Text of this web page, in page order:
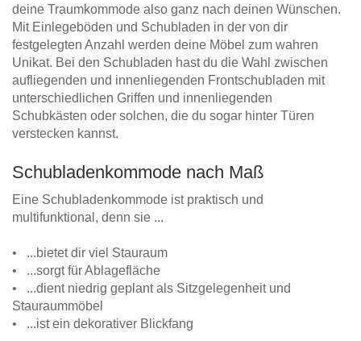
deine Traumkommode also ganz nach deinen Wünschen.
Mit Einlegeböden und Schubladen in der von dir
festgelegten Anzahl werden deine Möbel zum wahren
Unikat. Bei den Schubladen hast du die Wahl zwischen
aufliegenden und innenliegenden Frontschubladen mit
unterschiedlichen Griffen und innenliegenden
Schubkästen oder solchen, die du sogar hinter Türen
verstecken kannst.
Schubladenkommode nach Maß
Eine Schubladenkommode ist praktisch und
multifunktional, denn sie ...
• ...bietet dir viel Stauraum
• ...sorgt für Ablagefläche
• ...dient niedrig geplant als Sitzgelegenheit und
Stauraummöbel
• ...ist ein dekorativer Blickfang